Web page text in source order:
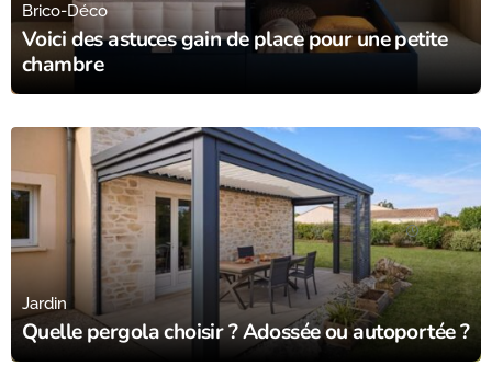
Voici des astuces gain de place pour une petite
chambre
Brico-Déco
Quelle pergola choisir ? Adossée ou autoportée ?
Jardin
23/07/24